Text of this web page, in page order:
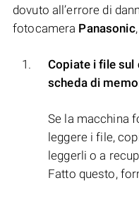
dovuto all’errore di
fotocamera Panasonic
Copiate i file
scheda di
Se la macchina
leggere i file,
leggerli o a
Fatto questo,